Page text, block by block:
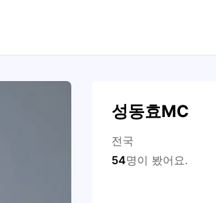
성동효MC
전국
54명이 봤어요.